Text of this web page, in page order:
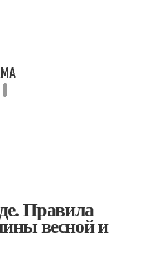
Правила
весной и